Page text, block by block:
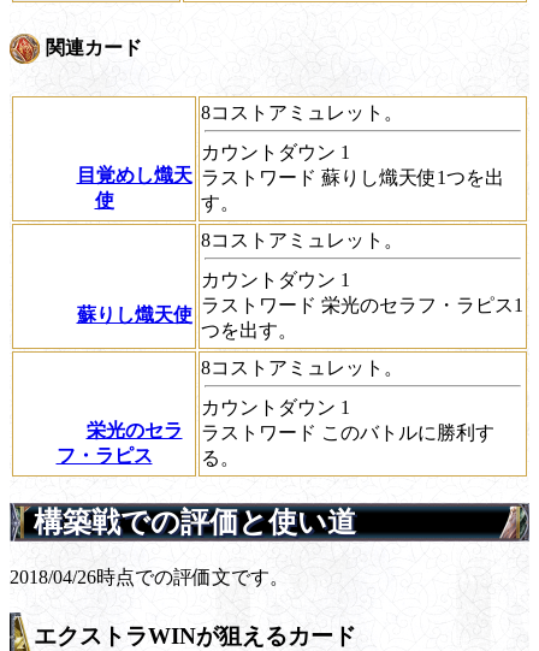
関連カード
目覚めし熾天
使
8コストアミュレット。
カウントダウン 1
ラストワード 蘇りし熾天使1つを出
す。
蘇りし熾天使
8コストアミュレット。
カウントダウン 1
ラストワード 栄光のセラフ・ラピス1
つを出す。
栄光のセラ
フ・ラピス
8コストアミュレット。
カウントダウン 1
ラストワード このバトルに勝利す
る。
構築戦での評価と使い道
2018/04/26時点での評価文です。
エクストラWINが狙えるカード